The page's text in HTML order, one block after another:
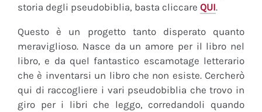
storia degli pseudobiblia, basta cliccare QUI.
Questo è un progetto tanto disperato quanto
meraviglioso. Nasce da un amore per il libro nel
libro, e da quel fantastico escamotage letterario
che è inventarsi un libro che non esiste. Cercherò
qui di raccogliere i vari pseudobiblia che trovo in
giro per i libri che leggo, corredandoli quando